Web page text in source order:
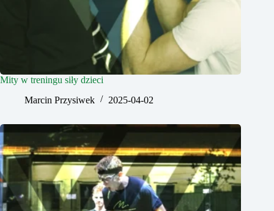
Mity w treningu siły dzieci
Marcin Przysiwek
2025-04-02